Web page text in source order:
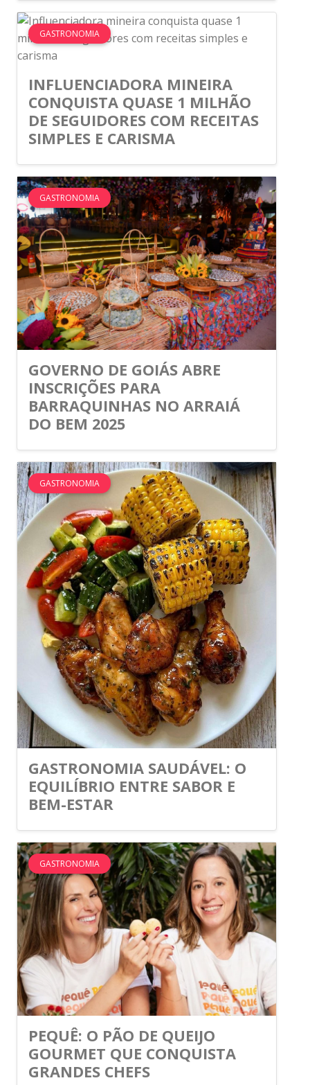
GASTRONOMIA
INFLUENCIADORA MINEIRA
CONQUISTA QUASE 1 MILHÃO
DE SEGUIDORES COM RECEITAS
SIMPLES E CARISMA
GASTRONOMIA
GOVERNO DE GOIÁS ABRE
INSCRIÇÕES PARA
BARRAQUINHAS NO ARRAIÁ
DO BEM 2025
GASTRONOMIA
GASTRONOMIA SAUDÁVEL: O
EQUILÍBRIO ENTRE SABOR E
BEM-ESTAR
GASTRONOMIA
PEQUÊ: O PÃO DE QUEIJO
GOURMET QUE CONQUISTA
GRANDES CHEFS